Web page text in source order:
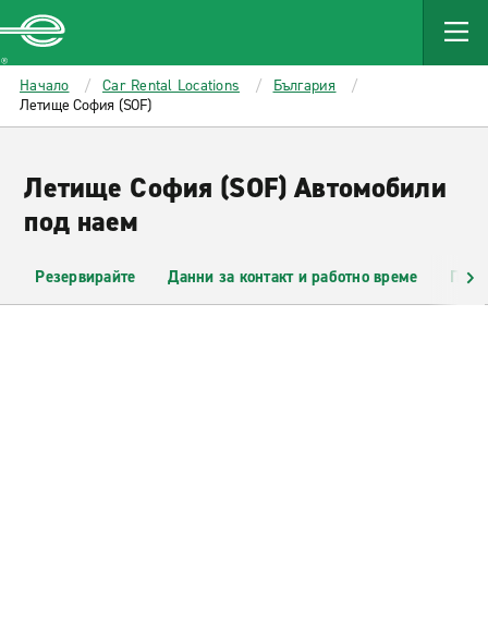
MAIN
CONTENT
Enterprise
Начало Car Rental Locations
България
Летище София (SOF)
Летище София (SOF) Автомобили
под наем
Резервирайте Данни за контакт и работно време